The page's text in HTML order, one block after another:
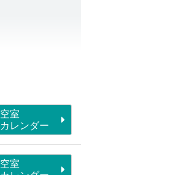
空室
カレンダー
空室